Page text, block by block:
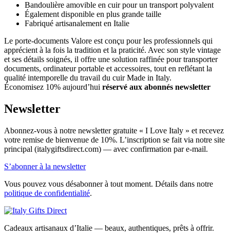
Bandoulière amovible en cuir pour un transport polyvalent
Également disponible en plus grande taille
Fabriqué artisanalement en Italie
Le porte-documents Valore est conçu pour les professionnels qui
apprécient à la fois la tradition et la praticité. Avec son style vintage
et ses détails soignés, il offre une solution raffinée pour transporter
documents, ordinateur portable et accessoires, tout en reflétant la
qualité intemporelle du travail du cuir Made in Italy.
Économisez 10% aujourd’hui réservé aux abonnés newsletter
Newsletter
Abonnez-vous à notre newsletter gratuite « I Love Italy » et recevez
votre remise de bienvenue de 10%. L’inscription se fait via notre site
principal (italygiftsdirect.com) — avec confirmation par e-mail.
S’abonner à la newsletter
Vous pouvez vous désabonner à tout moment. Détails dans notre
politique de confidentialité.
Cadeaux artisanaux d’Italie — beaux, authentiques, prêts à offrir.